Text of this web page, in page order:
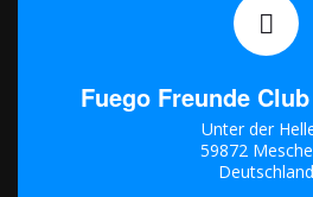
Fuego Freunde
Unter der
59872
Deutschland